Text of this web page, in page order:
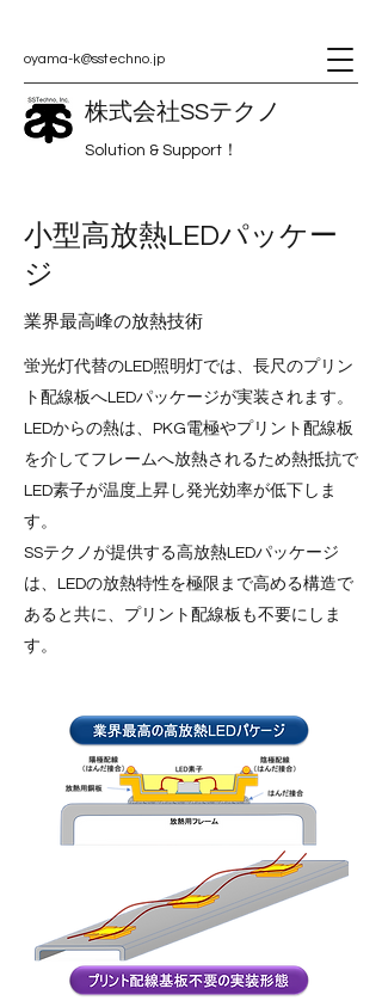
oyama-k@sstechno.jp
株式会社SSテクノ
Solution & Support！
小型高放熱LEDパッケー
ジ
業界最高峰の放熱技術
蛍光灯代替のLED照明灯では、長尺のプリン
ト配線板へLEDパッケージが実装されます。
LEDからの熱は、PKG電極やプリント配線板
を介してフレームへ放熱されるため熱抵抗で
LED素子が温度上昇し発光効率が低下しま
す。
SSテクノが提供する高放熱LEDパッケージ
は、LEDの放熱特性を極限まで高める構造で
あると共に、プリント配線板も不要にしま
す。